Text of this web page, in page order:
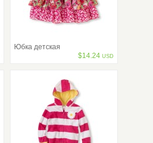
Юбка детская
$14.24 USD